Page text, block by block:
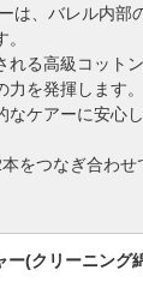
は、バレル内部
れる高級コット
を発揮します。
ケアーに安心
をつなぎ合わ
ー(クリーニン